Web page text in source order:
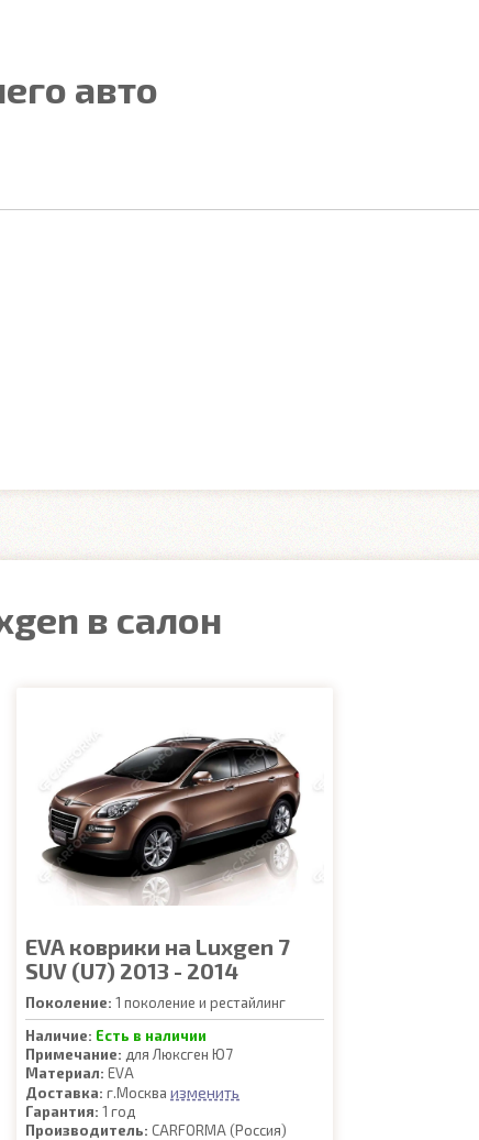
авто
в салон
EVA коврики на Luxgen 7
SUV (U7) 2013 - 2014
Поколение: 1 поколение и рестайлинг
Наличие: Есть в наличии
Примечание: для Люксген Ю7
Материал: EVA
Доставка: г.Москва изменить
Гарантия: 1 год
Производитель: CARFORMA (Россия)